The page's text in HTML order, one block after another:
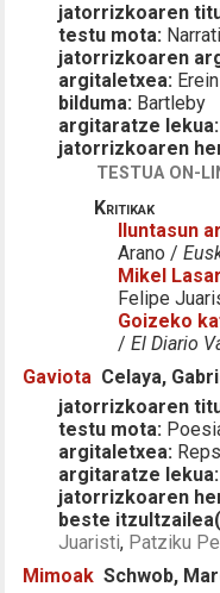
jatorrizkoaren
testu mota:
jatorrizkoaren
argitaletxea: Erein
bilduma: Bartleby
argitaratze lekua:
jatorrizkoaren
TESTUA ON-
Kritikak
Iluntasun
Arano /
Mikel
Felipe
Goizeko
/El Diario
Gaviota Celaya,
jatorrizkoaren
testu mota:
argitaletxea:
argitaratze lekua:
jatorrizkoaren
beste
Juaristi, Patziku
Mimoak Schwob,